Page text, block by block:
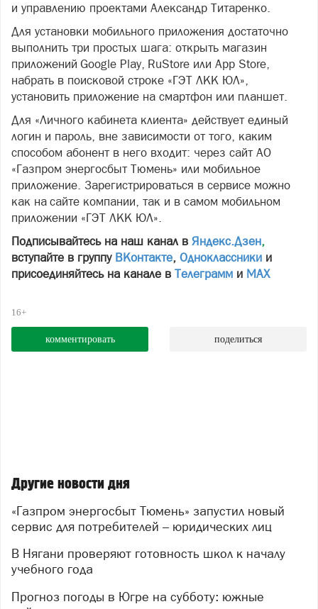
и управлению проектами Александр Титаренко.
Для установки мобильного приложения достаточно
выполнить три простых шага: открыть магазин
приложений Google Play, RuStore или App Store,
набрать в поисковой строке «ГЭТ ЛКК ЮЛ»,
установить приложение на смартфон или планшет.
Для «Личного кабинета клиента» действует единый
логин и пароль, вне зависимости от того, каким
способом абонент в него входит: через сайт АО
«Газпром энергосбыт Тюмень» или мобильное
приложение. Зарегистрироваться в сервисе можно
как на сайте компании, так и в самом мобильном
приложении «ГЭТ ЛКК ЮЛ».
Подписывайтесь на наш канал в Яндекс.Дзен,
вступайте в группу ВКонтакте, Одноклассники и
присоединяйтесь на канале в Телеграмм и МАХ
16+
комментировать поделиться
Другие новости дня
«Газпром энергосбыт Тюмень» запустил новый
сервис для потребителей – юридических лиц
В Нягани проверяют готовность школ к началу
учебного года
Прогноз погоды в Югре на субботу: южные